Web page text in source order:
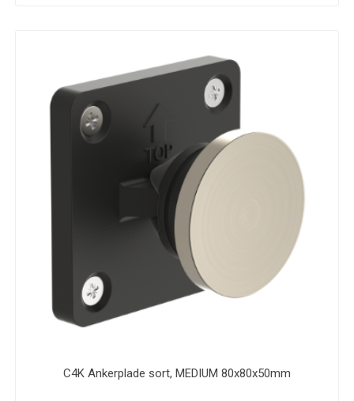
C4K Ankerplade sort, MEDIUM 80x80x50mm